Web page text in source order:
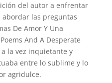
del autor a enfrentar
las preguntas
De Amor Y Una
And A Desperate
la vez inquietante y
entre lo sublime y lo
agridulce.